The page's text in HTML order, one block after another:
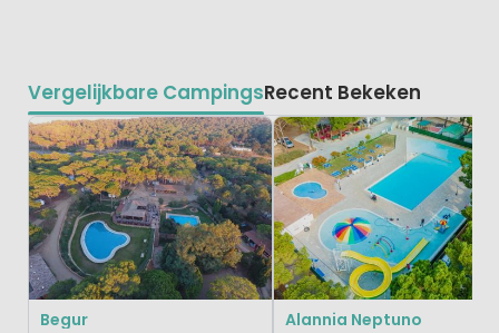
Vergelijkbare CampingsRecent Bekeken
Begur Alannia Neptuno